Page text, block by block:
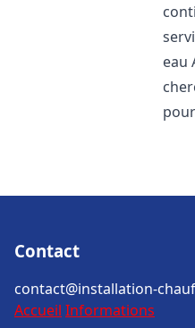
eau
Contact
contact@installation-
Accueil Informations